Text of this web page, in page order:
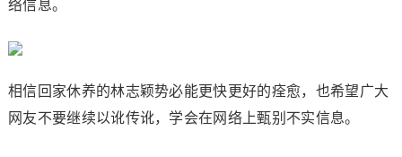
络信息。
相信回家休养的林志颖势必能更快更好的痊愈，也希望广大
网友不要继续以讹传讹，学会在网络上甄别不实信息。